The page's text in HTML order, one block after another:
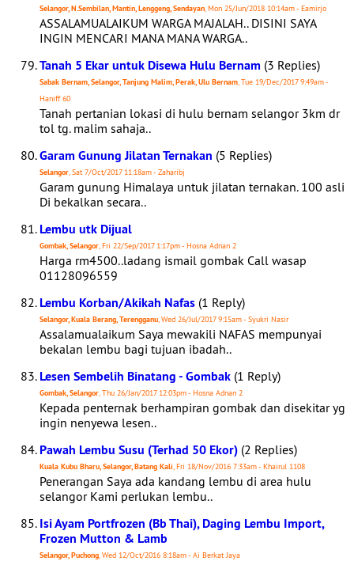
Selangor, N.Sembilan, Mantin, Lenggeng, Sendayan, Mon 25/Jun/2018 10:14am - Eamirjo
ASSALAMUALAIKUM WARGA MAJALAH.. DISINI SAYA
INGIN MENCARI MANA MANA WARGA..
Tanah 5 Ekar untuk Disewa Hulu Bernam (3 Replies)
Sabak Bernam, Selangor, Tanjung Malim, Perak, Ulu Bernam, Tue 19/Dec/2017 9:49am -
Haniff 60
Tanah pertanian lokasi di hulu bernam selangor 3km dr
tol tg. malim sahaja..
Garam Gunung Jilatan Ternakan (5 Replies)
Selangor, Sat 7/Oct/2017 11:18am - Zaharibj
Garam gunung Himalaya untuk jilatan ternakan. 100 asli
Di bekalkan secara..
Lembu utk Dijual
Gombak, Selangor, Fri 22/Sep/2017 1:17pm - Hosna Adnan 2
Harga rm4500..ladang ismail gombak Call wasap
01128096559
Lembu Korban/Akikah Nafas (1 Reply)
Selangor, Kuala Berang, Terengganu, Wed 26/Jul/2017 9:15am - Syukri Nasir
Assalamualaikum Saya mewakili NAFAS mempunyai
bekalan lembu bagi tujuan ibadah..
Lesen Sembelih Binatang - Gombak (1 Reply)
Gombak, Selangor, Thu 26/Jan/2017 12:03pm - Hosna Adnan 2
Kepada penternak berhampiran gombak dan disekitar yg
ingin nenyewa lesen..
Pawah Lembu Susu (Terhad 50 Ekor) (2 Replies)
Kuala Kubu Bharu, Selangor, Batang Kali, Fri 18/Nov/2016 7:33am - Khairul 1108
Penerangan Saya ada kandang lembu di area hulu
selangor Kami perlukan lembu..
Isi Ayam Portfrozen (Bb Thai), Daging Lembu Import,
Frozen Mutton & Lamb
Selangor, Puchong, Wed 12/Oct/2016 8:18am - Ai Berkat Jaya